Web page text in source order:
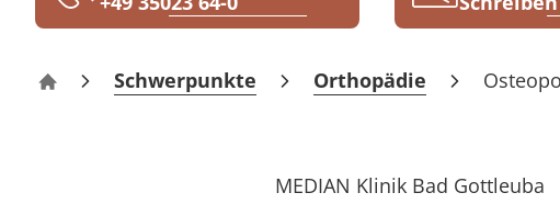
Rheumatologie
Klinik Bad Gottleuba
Schwerpunkte Orthopädie
MEDIAN Klinik Bad Gottleuba